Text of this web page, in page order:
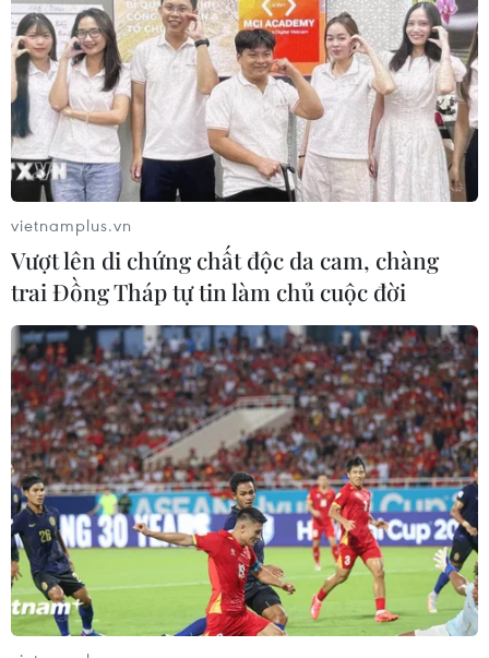
vietnamplus.vn
Vượt lên di chứng chất độc da cam, chàng
trai Đồng Tháp tự tin làm chủ cuộc đời